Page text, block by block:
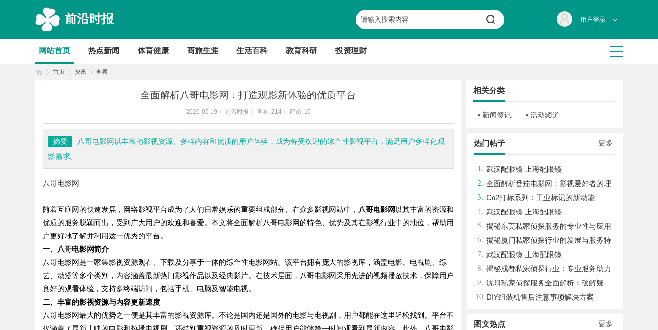
前沿时报 用户登录
网站首页 热点新闻 体育健康 商旅生涯 生活百科 教育科研 投资理财
首页 资讯 查看
全面解析八哥电影网：打造观影新体验的优质平台
2026-05-19 / 前沿时报 / 查看: 214 / 评论: 10
摘要
八哥电影网以丰富的影视资源、多样内容和优质的用户体验，成为备受欢迎的综合性影视平台，满足用户多样化观
影需求。
八哥电影网
随着互联网的快速发展，网络影视平台成为了人们日常娱乐的重要组成部分。在众多影视网站中， 八哥电影网 以其丰富的资源和
优质的服务脱颖而出，受到广大用户的欢迎和喜爱。本文将全面解析八哥电影网的特色、优势及其在影视行业中的地位，帮助用
户更好地了解并利用这一优秀的平台。
一、八哥电影网简介
八哥电影网是一家集影视资源观看、下载及分享于一体的综合性电影网站。该平台拥有庞大的影视库，涵盖电影、电视剧、综
艺、动漫等多个类别，内容涵盖最新热门影视作品以及经典影片。在技术层面，八哥电影网采用先进的视频播放技术，保障用户
良好的观看体验，支持多终端访问，包括手机、电脑及智能电视。
二、丰富的影视资源与内容更新速度
八哥电影网最大的优势之一便是其丰富的影视资源库。不论是国内还是国外的电影与电视剧，用户都能在这里轻松找到。平台不
仅涵盖了最新上映的电影和热播电视剧，还特别重视资源的及时更新，确保用户能够第一时间观看到最新内容。此外，八哥电影
相关分类
• 新闻资讯 • 活动频道
更多
热门帖子
1. 武汉配眼镜 上海配眼镜
2. 全面解析番茄电影网：影视爱好者的理
想观影平台
3. Co2打标系列：工业标记的新动能
4. 武汉配眼镜 上海配眼镜
5. 揭秘东莞私家侦探服务的专业性与应用
领域详解
6. 揭秘厦门私家侦探行业的发展与服务特
色详解
7. 武汉配眼镜 上海配眼镜
8. 揭秘成都私家侦探行业：专业服务助力
城市安宁
9. 沈阳私家侦探服务全面解析：破解疑
云，守护真相的专家助力
10. DIY组装机售后注意事项解决方案
更多
图文热点